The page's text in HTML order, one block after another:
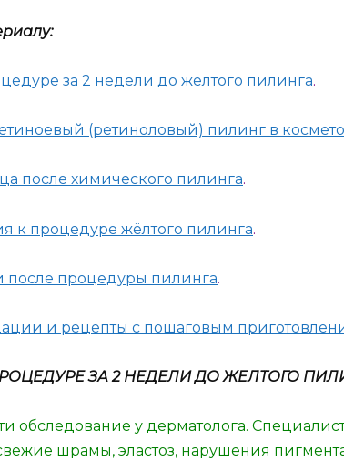
за 2 недели до желтого пилинга.
(ретиноловый) пилинг в
после химического пилинга.
к процедуре жёлтого пилинга.
после процедуры пилинга.
и рецепты с пошаговым
ЗА 2 НЕДЕЛИ ДО ЖЕЛТОГО
обследование у дерматолога.
шрамы, эластоз, нарушения